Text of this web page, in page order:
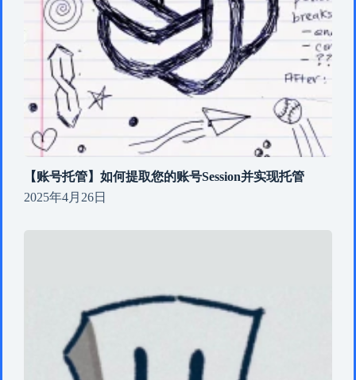
【账号托管】如何提取您的账号Session并实现托管
2025年4月26日